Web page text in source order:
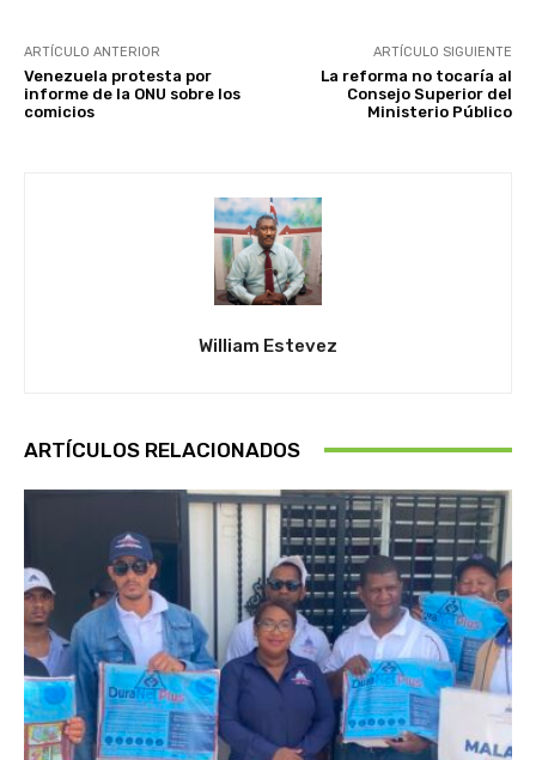
ARTÍCULO ANTERIOR
Venezuela protesta por
informe de la ONU sobre los
comicios
ARTÍCULO SIGUIENTE
La reforma no tocaría al
Consejo Superior del
Ministerio Público
William Estevez
ARTÍCULOS RELACIONADOS